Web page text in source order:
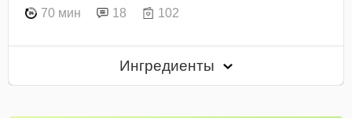
70 мин 18 102
Ингредиенты